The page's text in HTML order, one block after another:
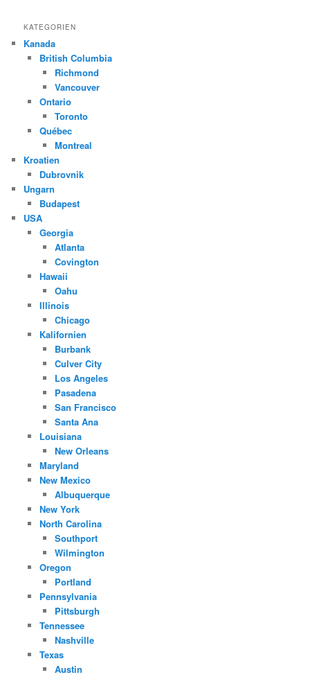
KATEGORIEN
Kanada
British Columbia
Richmond
Vancouver
Ontario
Toronto
Québec
Montreal
Kroatien
Dubrovnik
Ungarn
Budapest
USA
Georgia
Atlanta
Covington
Hawaii
Oahu
Illinois
Chicago
Kalifornien
Burbank
Culver City
Los Angeles
Pasadena
San Francisco
Santa Ana
Louisiana
New Orleans
Maryland
New Mexico
Albuquerque
New York
North Carolina
Southport
Wilmington
Oregon
Portland
Pennsylvania
Pittsburgh
Tennessee
Nashville
Texas
Austin